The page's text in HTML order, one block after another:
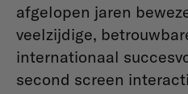
afgelopen jaren
veelzijdige,
internationaal
second screen